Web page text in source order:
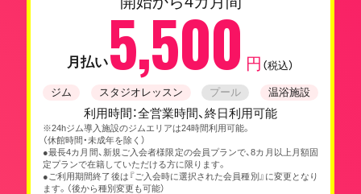
月払い5,500 円 （税込）
ジム スタジオレッスン プール 温浴施設
利用時間：全営業時間、終日利用可能
※24hジム導入施設のジムエリアは24時間利用可能。
（休館時間・未成年を除く）
●最長4カ月間、新規ご入会者様限定の会員プランで、8カ月以上月額固
定プランで在籍していただける方に限ります。
●ご利用期間終了後は『ご入会時に選択された会員種別』に変更となり
ます。（後から種別変更も可能）